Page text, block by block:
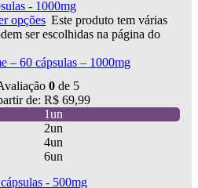
opções Este produto tem várias
ser escolhidas na página do
– 60 cápsulas – 1000mg
0 de 5
de: R$ 69,99
1un
2un
4un
6un